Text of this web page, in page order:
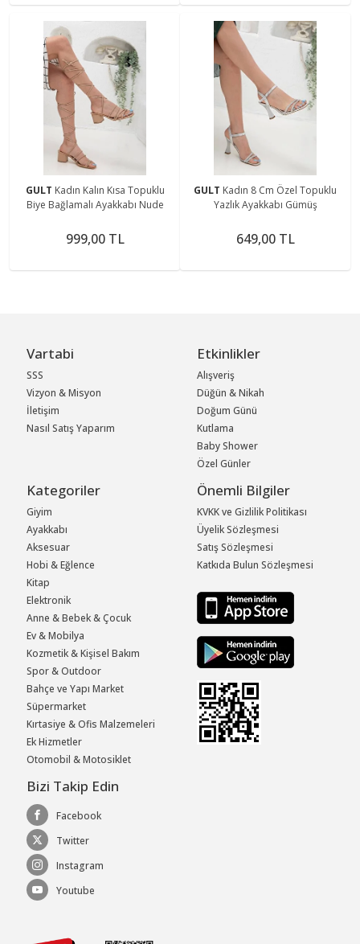
GULT Kadın Kalın Kısa Topuklu
Biye Bağlamalı Ayakkabı Nude
999,00 TL
GULT Kadın 8 Cm Özel Topuklu
Yazlık Ayakkabı Gümüş
649,00 TL
Vartabi
SSS
Vizyon & Misyon
İletişim
Nasıl Satış Yaparım
Etkinlikler
Alışveriş
Düğün & Nikah
Doğum Günü
Kutlama
Baby Shower
Özel Günler
Kategoriler
Giyim
Ayakkabı
Aksesuar
Hobi & Eğlence
Kitap
Elektronik
Anne & Bebek & Çocuk
Ev & Mobilya
Kozmetik & Kişisel Bakım
Spor & Outdoor
Bahçe ve Yapı Market
Süpermarket
Kırtasiye & Ofis Malzemeleri
Ek Hizmetler
Otomobil & Motosiklet
Önemli Bilgiler
KVKK ve Gizlilik Politikası
Üyelik Sözleşmesi
Satış Sözleşmesi
Katkıda Bulun Sözleşmesi
Bizi Takip Edin
Facebook
Twitter
Instagram
Youtube